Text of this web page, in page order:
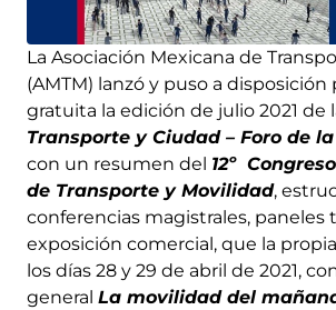
La Asociación Mexicana de
(AMTM) lanzó y puso a disposición
gratuita la edición de julio 2021 de
Transporte y Ciudad – Foro de
con un resumen del 12º
de Transporte y Movilidad,
conferencias magistrales, paneles
exposición comercial, que la
los días 28 y 29 de abril de 2021,
general La movilidad del